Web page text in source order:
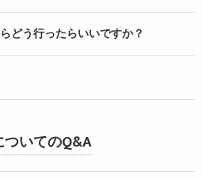
どう行ったらいいですか？
いてのQ&A